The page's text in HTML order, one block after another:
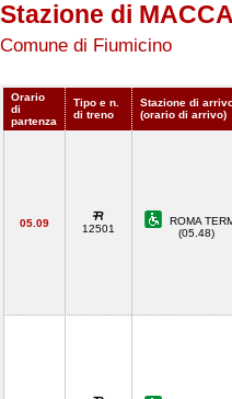
Stazione di
Comune di Fiumicino
Orario
di
partenza
Tipo e n.
di treno
Stazione di
(orario di arrivo)
05.09 12501
ROMA
(05.48)